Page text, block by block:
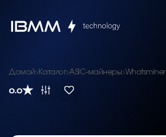
Домой Каталог ASIC-майнеры Whatsminer
0.0